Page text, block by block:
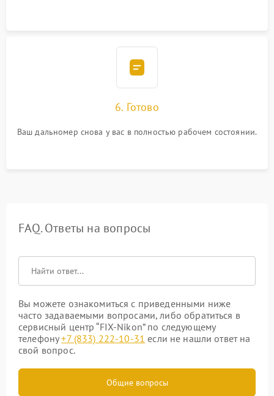
6. Готово
Ваш дальномер снова у вас в полностью рабочем состоянии.
FAQ. Ответы на вопросы
Вы можете ознакомиться с приведенными ниже
часто задаваемыми вопросами, либо обратиться в
сервисный центр “FIX-Nikon” по следующему
телефону+7 (833) 222-10-31 если не нашли ответ на
свой вопрос.
Общие вопросы